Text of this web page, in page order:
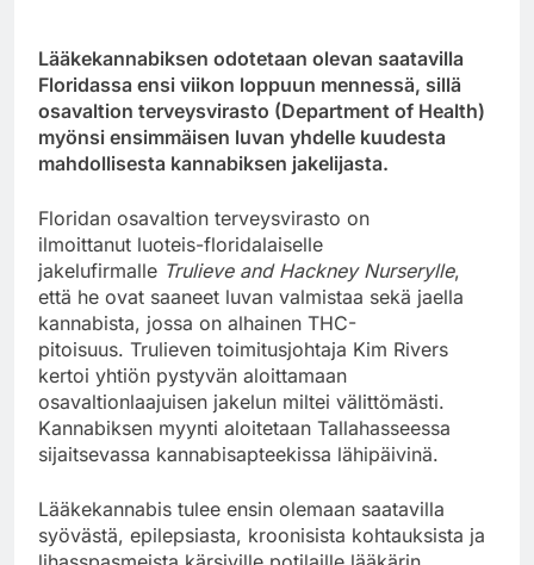
Lääkekannabiksen odotetaan olevan saatavilla
Floridassa ensi viikon loppuun mennessä, sillä
osavaltion terveysvirasto (Department of Health)
myönsi ensimmäisen luvan yhdelle kuudesta
mahdollisesta kannabiksen jakelijasta.
Floridan osavaltion terveysvirasto on
ilmoittanut luoteis-floridalaiselle
jakelufirmalle Trulieve and Hackney Nurserylle,
että he ovat saaneet luvan valmistaa sekä jaella
kannabista, jossa on alhainen THC-
pitoisuus. Trulieven toimitusjohtaja Kim Rivers
kertoi yhtiön pystyvän aloittamaan
osavaltionlaajuisen jakelun miltei välittömästi.
Kannabiksen myynti aloitetaan Tallahasseessa
sijaitsevassa kannabisapteekissa lähipäivinä.
Lääkekannabis tulee ensin olemaan saatavilla
syövästä, epilepsiasta, kroonisista kohtauksista ja